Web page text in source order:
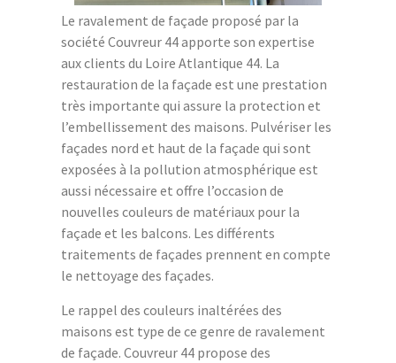
Le ravalement de façade proposé par la
société Couvreur 44 apporte son expertise
aux clients du Loire Atlantique 44. La
restauration de la façade est une prestation
très importante qui assure la protection et
l’embellissement des maisons. Pulvériser les
façades nord et haut de la façade qui sont
exposées à la pollution atmosphérique est
aussi nécessaire et offre l’occasion de
nouvelles couleurs de matériaux pour la
façade et les balcons. Les différents
traitements de façades prennent en compte
le nettoyage des façades.
Le rappel des couleurs inaltérées des
maisons est type de ce genre de ravalement
de façade. Couvreur 44 propose des